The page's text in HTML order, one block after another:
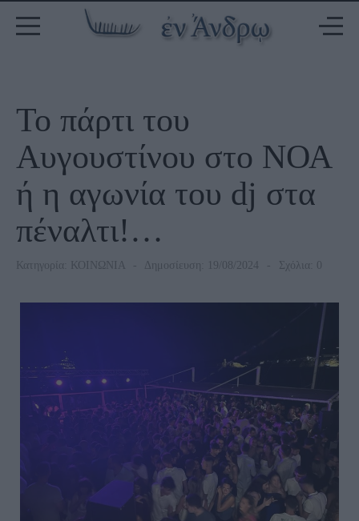
To πάρτι του
Αυγουστίνου στο ΝΟΑ
ή η αγωνία του dj στα
πέναλτι!…
Κατηγορία: ΚΟΙΝΩΝΙΑ Δημοσίευση: 19/08/2024 Σχόλια: 0